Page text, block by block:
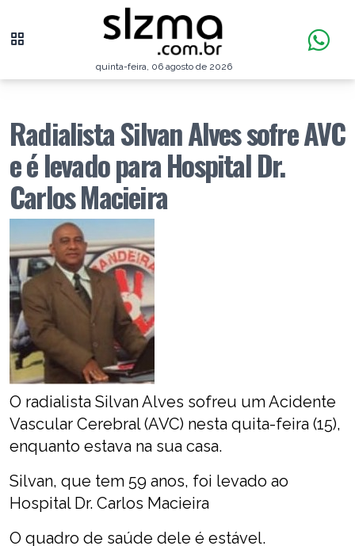
quinta-feira, 06 agosto de 2026
Radialista Silvan Alves sofre AVC
e é levado para Hospital Dr.
Carlos Macieira
O radialista Silvan Alves sofreu um Acidente
Vascular Cerebral (AVC) nesta quita-feira (15),
enquanto estava na sua casa.
Silvan, que tem 59 anos, foi levado ao
Hospital Dr. Carlos Macieira
O quadro de saúde dele é estável.